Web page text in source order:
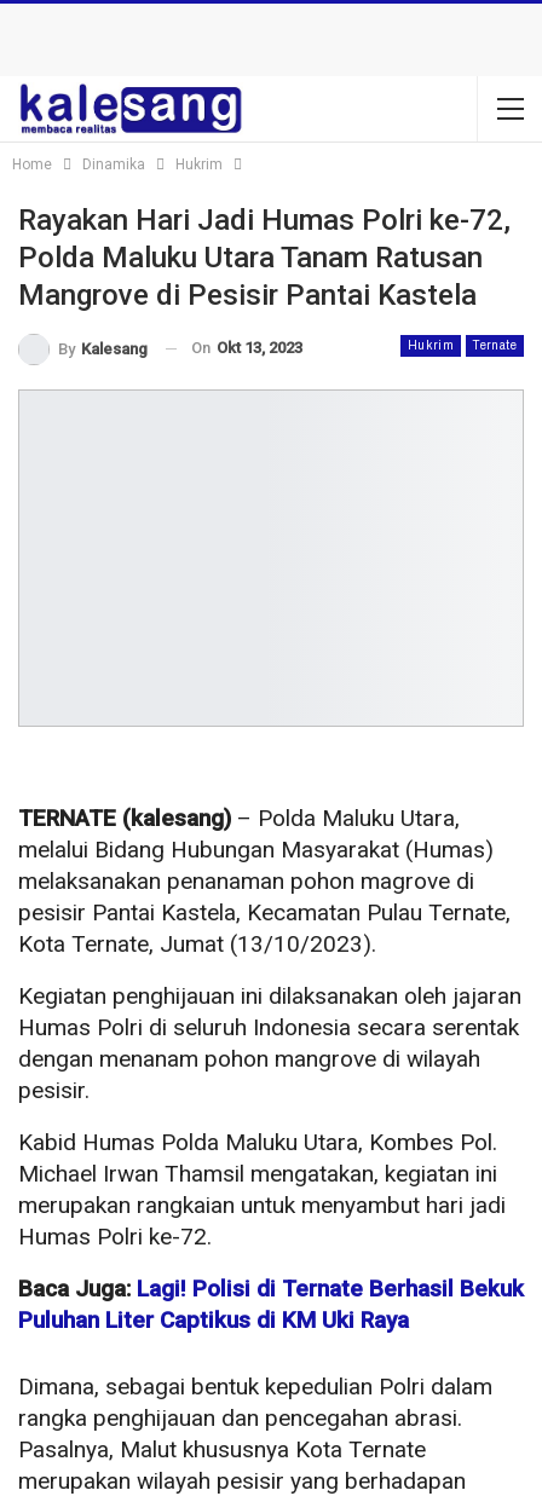
Home Dinamika Hukrim
Rayakan Hari Jadi Humas Polri ke-72,
Polda Maluku Utara Tanam Ratusan
Mangrove di Pesisir Pantai Kastela
Hukrim Ternate
By Kalesang On Okt 13, 2023
TERNATE (kalesang) – Polda Maluku Utara,
melalui Bidang Hubungan Masyarakat (Humas)
melaksanakan penanaman pohon magrove di
pesisir Pantai Kastela, Kecamatan Pulau Ternate,
Kota Ternate, Jumat (13/10/2023).
Kegiatan penghijauan ini dilaksanakan oleh jajaran
Humas Polri di seluruh Indonesia secara serentak
dengan menanam pohon mangrove di wilayah
pesisir.
Kabid Humas Polda Maluku Utara, Kombes Pol.
Michael Irwan Thamsil mengatakan, kegiatan ini
merupakan rangkaian untuk menyambut hari jadi
Humas Polri ke-72.
Baca Juga: Lagi! Polisi di Ternate Berhasil Bekuk
Puluhan Liter Captikus di KM Uki Raya
Dimana, sebagai bentuk kepedulian Polri dalam
rangka penghijauan dan pencegahan abrasi.
Pasalnya, Malut khususnya Kota Ternate
merupakan wilayah pesisir yang berhadapan